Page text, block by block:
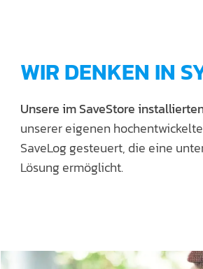
WIR DENKEN IN
Unsere im SaveStore
unserer eigenen
SaveLog gesteuert, die eine
Lösung ermöglicht.